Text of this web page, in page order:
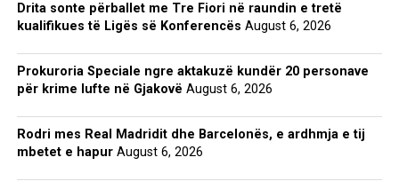
Drita sonte përballet me Tre Fiori në raundin e tretë
kualifikues të Ligës së Konferencës August 6, 2026
Prokuroria Speciale ngre aktakuzë kundër 20 personave
për krime lufte në Gjakovë August 6, 2026
Rodri mes Real Madridit dhe Barcelonës, e ardhmja e tij
mbetet e hapur August 6, 2026